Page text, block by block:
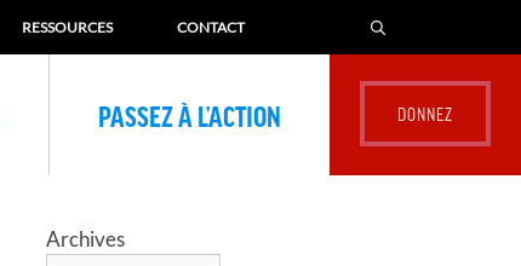
RESSOURCES CONTACT
PASSEZ À L’ACTION
Archives